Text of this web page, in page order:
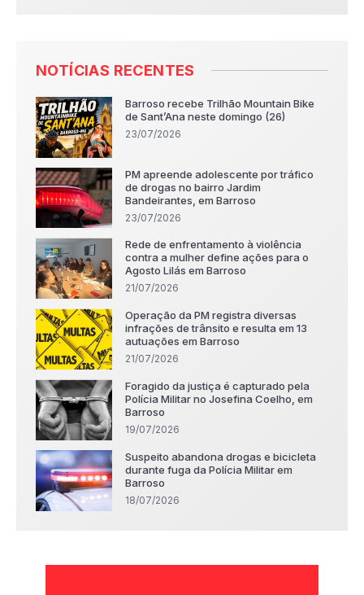
NOTÍCIAS RECENTES
Barroso recebe Trilhão Mountain Bike
de Sant’Ana neste domingo (26)
23/07/2026
PM apreende adolescente por tráfico
de drogas no bairro Jardim
Bandeirantes, em Barroso
23/07/2026
Rede de enfrentamento à violência
contra a mulher define ações para o
Agosto Lilás em Barroso
21/07/2026
Operação da PM registra diversas
infrações de trânsito e resulta em 13
autuações em Barroso
21/07/2026
Foragido da justiça é capturado pela
Polícia Militar no Josefina Coelho, em
Barroso
19/07/2026
Suspeito abandona drogas e bicicleta
durante fuga da Polícia Militar em
Barroso
18/07/2026